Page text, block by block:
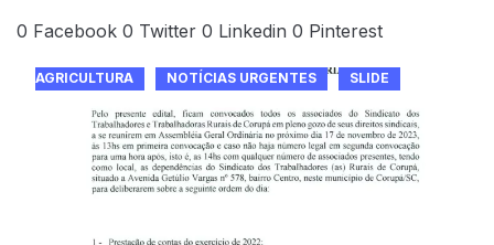
0 Facebook 0 Twitter 0 Linkedin 0 Pinterest
AGRICULTURA NOTÍCIAS URGENTES SLIDE